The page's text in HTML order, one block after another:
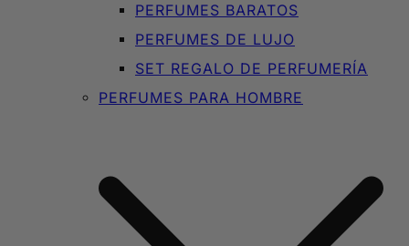
PERFUMES BARATOS
PERFUMES DE LUJO
SET REGALO DE PERFUMERÍA
PERFUMES PARA HOMBRE